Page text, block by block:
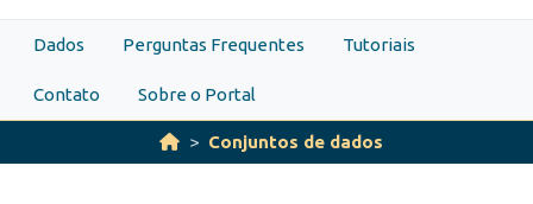
Dados Perguntas Frequentes Tutoriais
Contato Sobre o Portal
Conjuntos de dados